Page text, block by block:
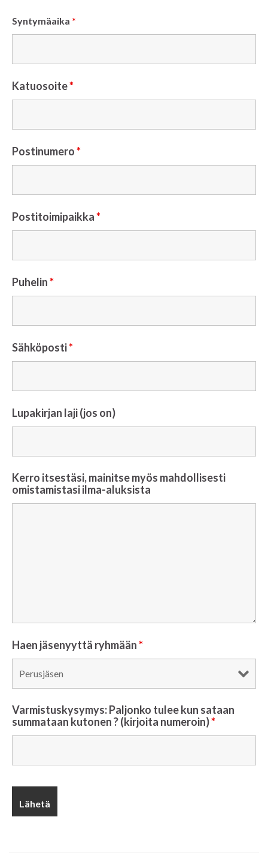
Syntymäaika *
Katuosoite*
Postinumero*
Postitoimipaikka*
Puhelin*
Sähköposti*
Lupakirjan laji (jos on)
Kerro itsestäsi, mainitse myös mahdollisesti
omistamistasi ilma-aluksista
Haen jäsenyyttä ryhmään*
Varmistuskysymys: Paljonko tulee kun sataan
summataan kutonen ? (kirjoita numeroin)*